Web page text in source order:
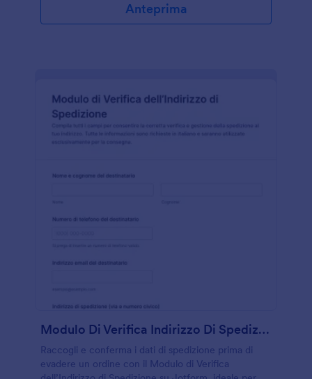
Anteprima
Modulo Di Verifica Indirizzo Di Spedizione
Raccogli e conferma i dati di spedizione prima di
evadere un ordine con il Modulo di Verifica